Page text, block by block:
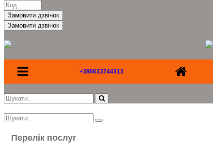
Замовити дзвінок
+380633744313
Перелік послуг